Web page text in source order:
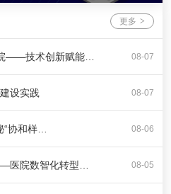
更多 >
08-07
——技术创新赋能…
08-07
设实践
08-06
“协和样…
08-05
医院数智化转型…